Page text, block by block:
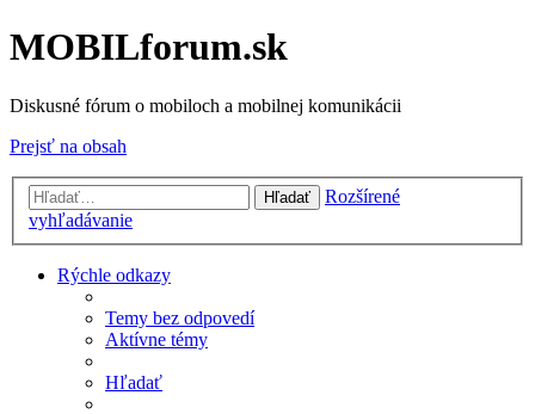
MOBILforum.sk
Diskusné fórum o mobiloch a mobilnej komunikácii
Prejsť na obsah
Hľadať
Rozšírené
vyhľadávanie
Rýchle odkazy
Temy bez odpovedí
Aktívne témy
Hľadať